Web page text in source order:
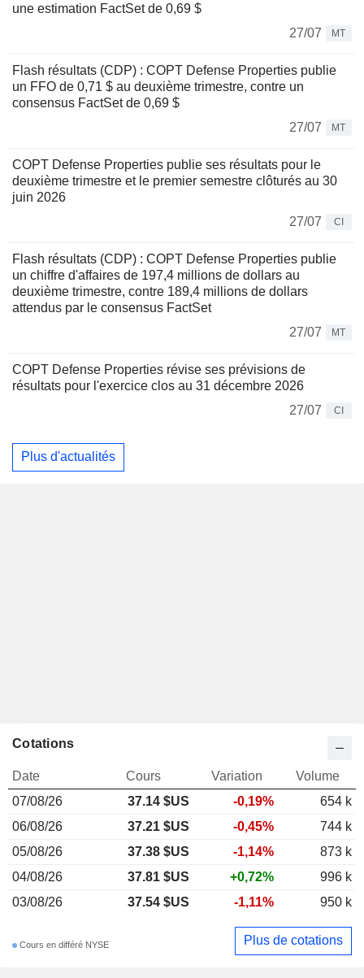
une estimation FactSet de 0,69 $
27/07
MT
Flash résultats (CDP) : COPT Defense Properties publie
un FFO de 0,71 $ au deuxième trimestre, contre un
consensus FactSet de 0,69 $
27/07
MT
COPT Defense Properties publie ses résultats pour le
deuxième trimestre et le premier semestre clôturés au 30
juin 2026
27/07
CI
Flash résultats (CDP) : COPT Defense Properties publie
un chiffre d'affaires de 197,4 millions de dollars au
deuxième trimestre, contre 189,4 millions de dollars
attendus par le consensus FactSet
27/07
MT
COPT Defense Properties révise ses prévisions de
résultats pour l'exercice clos au 31 décembre 2026
27/07
CI
Plus d'actualités
Cotations
Date Cours Variation
Volume
07/08/26
37.14 $US -0,19%
654 k
06/08/26
37.21 $US -0,45%
744 k
05/08/26
37.38 $US -1,14%
873 k
04/08/26
37.81 $US +0,72%
996 k
03/08/26
37.54 $US -1,11% 950 k
Cours en différé NYSE Plus de cotations